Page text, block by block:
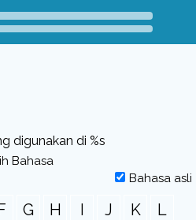
digunakan di %s
Bahasa
Bahasa asli
G H I J K
L